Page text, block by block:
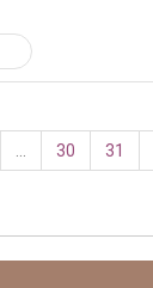
30 31